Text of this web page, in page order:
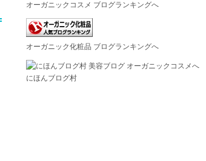
オーガニックコスメ ブログランキングへ
オーガニック化粧品 ブログランキングへ
にほんブログ村